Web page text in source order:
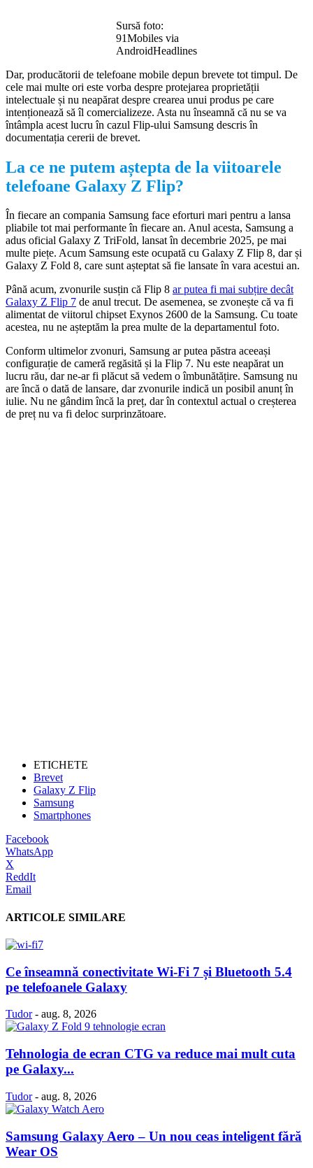
Sursă foto:
91Mobiles via
AndroidHeadlines
Dar, producătorii de telefoane mobile depun brevete tot timpul. De
cele mai multe ori este vorba despre protejarea proprietății
intelectuale și nu neapărat despre crearea unui produs pe care
intenționează să îl comercializeze. Asta nu înseamnă că nu se va
întâmpla acest lucru în cazul Flip-ului Samsung descris în
documentația cererii de brevet.
La ce ne putem aștepta de la viitoarele
telefoane Galaxy Z Flip?
În fiecare an compania Samsung face eforturi mari pentru a lansa
pliabile tot mai performante în fiecare an. Anul acesta, Samsung a
adus oficial Galaxy Z TriFold, lansat în decembrie 2025, pe mai
multe piețe. Acum Samsung este ocupată cu Galaxy Z Flip 8, dar și
Galaxy Z Fold 8, care sunt așteptat să fie lansate în vara acestui an.
Până acum, zvonurile susțin că Flip 8 ar putea fi mai subțire decât
Galaxy Z Flip 7 de anul trecut. De asemenea, se zvonește că va fi
alimentat de viitorul chipset Exynos 2600 de la Samsung. Cu toate
acestea, nu ne așteptăm la prea multe de la departamentul foto.
Conform ultimelor zvonuri, Samsung ar putea păstra aceeași
configurație de cameră regăsită și la Flip 7. Nu este neapărat un
lucru rău, dar ne-ar fi plăcut să vedem o îmbunătățire. Samsung nu
are încă o dată de lansare, dar zvonurile indică un posibil anunț în
iulie. Nu ne gândim încă la preț, dar în contextul actual o creșterea
de preț nu va fi deloc surprinzătoare.
ETICHETE
Brevet
Galaxy Z Flip
Samsung
Smartphones
Facebook
WhatsApp
X
ReddIt
Email
ARTICOLE SIMILARE
Ce înseamnă conectivitate Wi-Fi 7 și Bluetooth 5.4
pe telefoanele Galaxy
Tudor - aug. 8, 2026
Tehnologia de ecran CTG va reduce mai mult cuta
pe Galaxy...
Tudor - aug. 8, 2026
Samsung Galaxy Aero – Un nou ceas inteligent fără
Wear OS